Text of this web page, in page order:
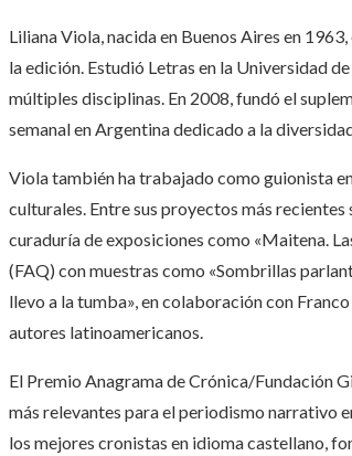
Liliana Viola, nacida en Buenos Aires en
la edición. Estudió Letras en la Universidad
múltiples disciplinas. En 2008, fundó el
semanal en Argentina dedicado a la
Viola también ha trabajado como guionista
culturales. Entre sus proyectos más
curaduría de exposiciones como «Maitena.
(FAQ) con muestras como «Sombrillas
llevo a la tumba», en colaboración con
autores latinoamericanos.
El Premio Anagrama de Crónica/Fundación
más relevantes para el periodismo narrativo
los mejores cronistas en idioma castellano,